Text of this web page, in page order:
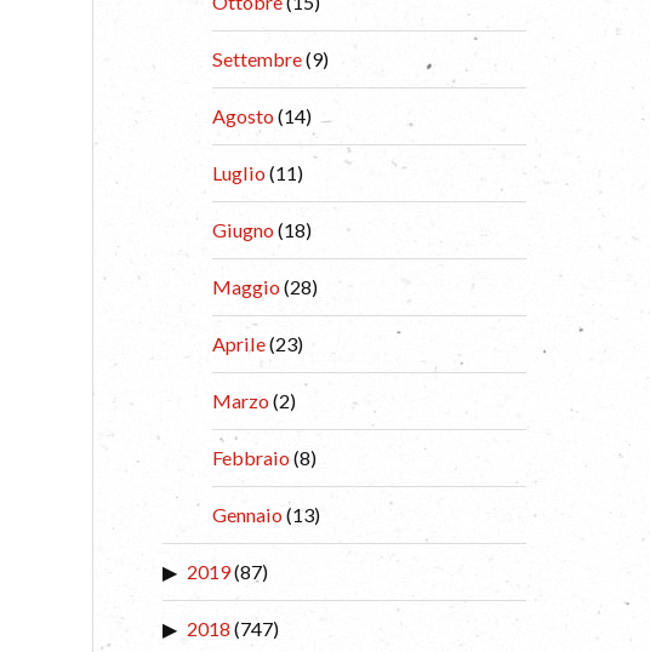
Settembre(9)
Agosto(14)
Luglio (11)
Giugno (18)
Maggio(28)
Aprile(23)
Marzo(2)
Febbraio(8)
Gennaio(13)
2019(87)
2018(747)